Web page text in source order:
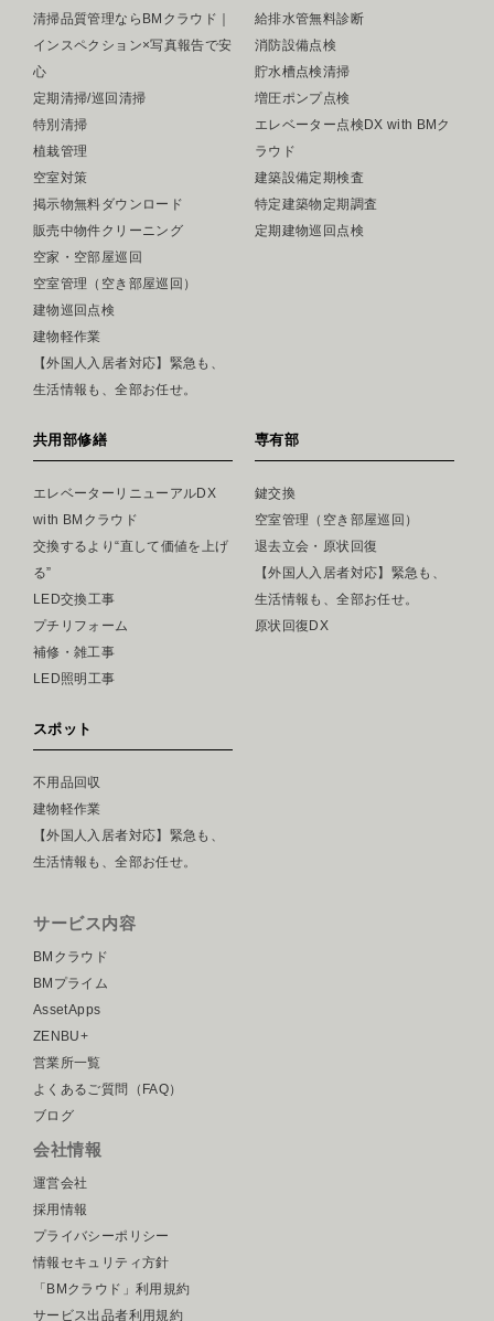
清掃品質管理ならBMクラウド｜
インスペクション×写真報告で安
心
定期清掃/巡回清掃
特別清掃
植栽管理
空室対策
掲示物無料ダウンロード
販売中物件クリーニング
空家・空部屋巡回
空室管理（空き部屋巡回）
建物巡回点検
建物軽作業
【外国人入居者対応】緊急も、
生活情報も、全部お任せ。
給排水管無料診断
消防設備点検
貯水槽点検清掃
増圧ポンプ点検
エレベーター点検DX with BMク
ラウド
建築設備定期検査
特定建築物定期調査
定期建物巡回点検
共用部修繕
エレベーターリニューアルDX
with BMクラウド
交換するより“直して価値を上げ
る”
LED交換工事
プチリフォーム
補修・雑工事
LED照明工事
専有部
鍵交換
空室管理（空き部屋巡回）
退去立会・原状回復
【外国人入居者対応】緊急も、
生活情報も、全部お任せ。
原状回復DX
スポット
不用品回収
建物軽作業
【外国人入居者対応】緊急も、
生活情報も、全部お任せ。
サービス内容
BMクラウド
BMプライム
AssetApps
ZENBU+
営業所一覧
よくあるご質問（FAQ）
ブログ
会社情報
運営会社
採用情報
プライバシーポリシー
情報セキュリティ方針
「BMクラウド」利用規約
サービス出品者利用規約